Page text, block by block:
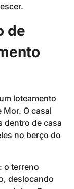
de
loteamento
Mor. O casal
dentro de casa
no berço do
o terreno
deslocando